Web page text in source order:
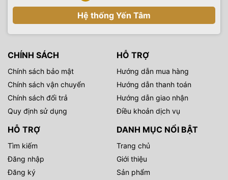
Hệ thống Yến Tâm
CHÍNH SÁCH
Chính sách bảo mật
Chính sách vận chuyển
Chính sách đổi trả
Quy định sử dụng
HỖ TRỢ
Hướng dẫn mua hàng
Hướng dẫn thanh toán
Hướng dẫn giao nhận
Điều khoản dịch vụ
HỖ TRỢ
Tìm kiếm
Đăng nhập
Đăng ký
DANH MỤC NỔI BẬT
Trang chủ
Giới thiệu
Sản phẩm